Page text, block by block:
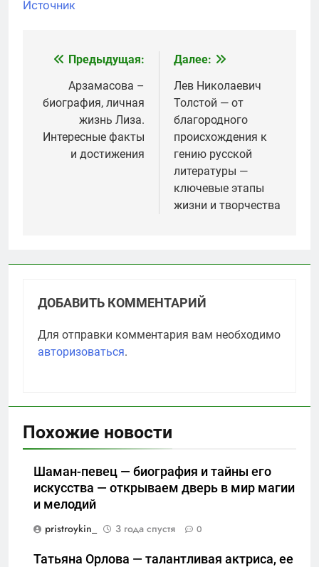
Источник
Навигация
записям
Предыдущая:
Арзамасова –
биография, личная
жизнь Лиза.
Интересные факты
и достижения
Далее:
Лев Николаевич
Толстой — от
благородного
происхождения к
гению русской
литературы —
ключевые этапы
жизни и творчества
ДОБАВИТЬ КОММЕНТАРИЙ
Для отправки комментария вам необходимо
авторизоваться.
Похожие новости
Шаман-певец — биография и тайны его
искусства — открываем дверь в мир магии
и мелодий
pristroykin_
3 года спустя 0
Татьяна Орлова — талантливая актриса, ее